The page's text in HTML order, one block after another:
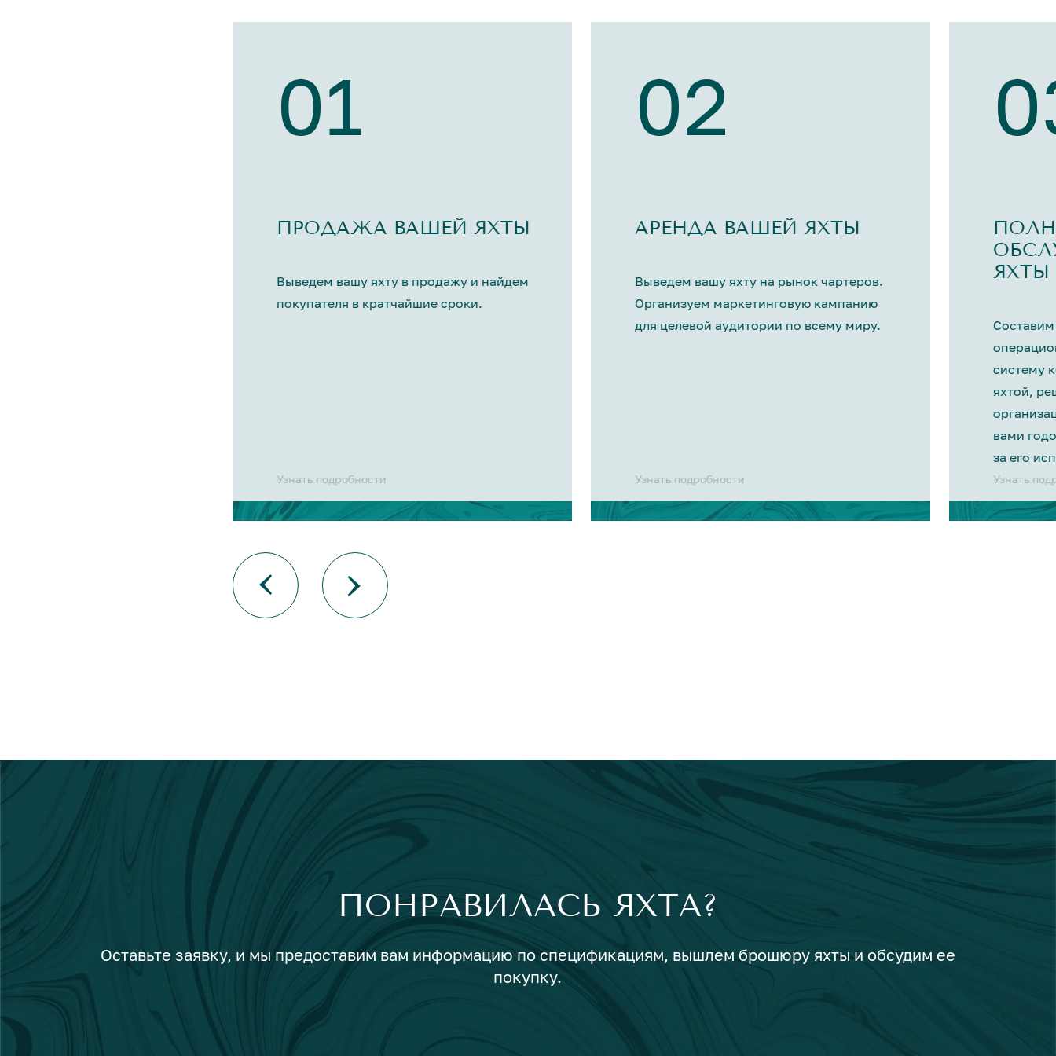
01
ПРОДАЖА ВАШЕЙ ЯХТЫ
Выведем вашу яхту в продажу и найдем
покупателя в кратчайшие сроки.
Узнать подробности
02
АРЕНДА ВАШЕЙ ЯХТЫ
Выведем вашу яхту на рынок чартеров.
Организуем маркетинговую кампанию
для целевой аудитории по всему миру.
Узнать подробности
ЯХТЫ
систему
яхтой,
вами
за его
Узнать
ПОНРАВИЛАСЬ ЯХТА?
Оставьте заявку, и мы предоставим вам информацию по спецификациям, вышлем брошюру яхты и обсудим ее
покупку.